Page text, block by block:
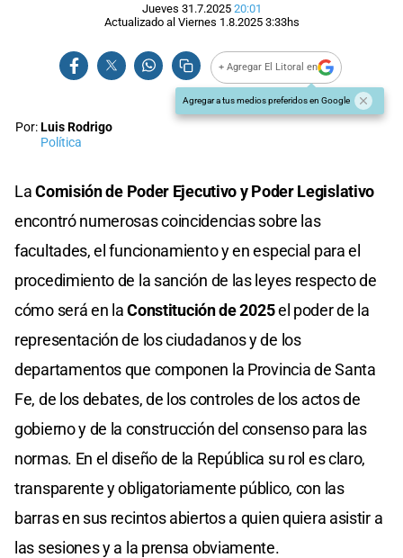
Jueves 31.7.2025 20:01
Actualizado al Viernes 1.8.2025 3:33hs
+ Agregar El Litoral en
Agregar a tus medios preferidos en Google
Por:Luis Rodrigo
Política
LaComisión de Poder Ejecutivo y Poder Legislativo
encontró numerosas coincidencias sobre las
facultades, el funcionamiento y en especial para el
procedimiento de la sanción de las leyes respecto de
cómo será en laConstitución de 2025el poder de la
representación de los ciudadanos y de los
departamentos que componen la Provincia de Santa
Fe, de los debates, de los controles de los actos de
gobierno y de la construcción del consenso para las
normas. En el diseño de la República su rol es claro,
transparente y obligatoriamente público, con las
barras en sus recintos abiertos a quien quiera asistir a
las sesiones y a la prensa obviamente.